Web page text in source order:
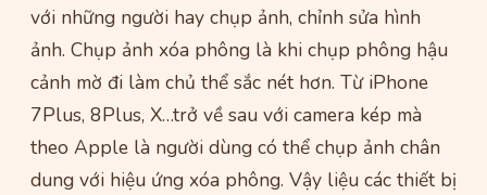
với những người hay chụp ảnh, chỉnh sửa hình
ảnh. Chụp ảnh xóa phông là khi chụp phông hậu
cảnh mờ đi làm chủ thể sắc nét hơn. Từ iPhone
7Plus, 8Plus, X…trở về sau với camera kép mà
theo Apple là người dùng có thể chụp ảnh chân
dung với hiệu ứng xóa phông. Vậy liệu các thiết bị